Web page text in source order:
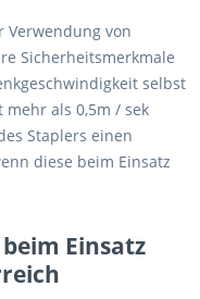
Verwendung von
Sicherheitsmerkmale
selbst
als 0,5m / sek
Staplers einen
diese beim Einsatz
Einsatz